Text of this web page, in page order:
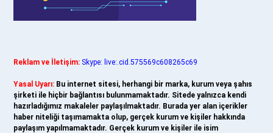
Reklam ve İletişim: Skype: live:.cid.575569c608265c69
Yasal Uyarı: Bu internet sitesi, herhangi bir marka, kurum veya şahıs
şirketi ile hiçbir bağlantısı bulunmamaktadır. Sitede yalnızca kendi
hazırladığımız makaleler paylaşılmaktadır. Burada yer alan içerikler
haber niteliği taşımamakta olup, gerçek kurum ve kişiler hakkında
paylaşım yapılmamaktadır. Gerçek kurum ve kişiler ile isim